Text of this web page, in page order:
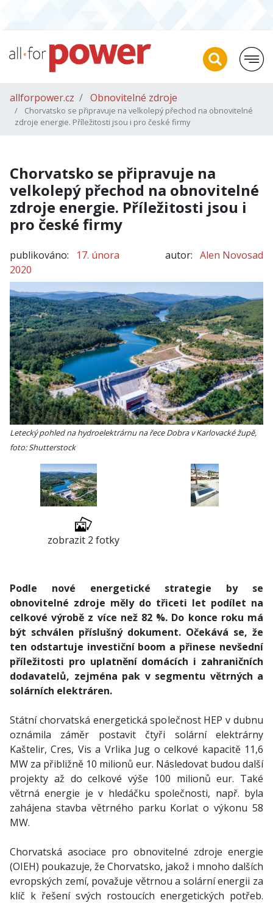
allforpower.cz Obnovitelné zdroje
Chorvatsko se připravuje na velkolepý přechod na obnovitelné
zdroje energie. Příležitosti jsou i pro české firmy
Chorvatsko se připravuje na
velkolepý přechod na obnovitelné
zdroje energie. Příležitosti jsou i
pro české firmy
publikováno:
17. února
2020
autor: Alen Novosad
Letecký pohled na hydroelektrárnu na řece Dobra v Karlovacké župě,
foto: Shutterstock
zobrazit 2 fotky
Podle nové energetické strategie by se
obnovitelné zdroje měly do třiceti let podílet na
celkové výrobě z více než 82 %. Do konce roku má
být schválen příslušný dokument. Očekává se, že
ten odstartuje investiční boom a přinese nevšední
příležitosti pro uplatnění domácích i zahraničních
dodavatelů, zejména pak v segmentu větrných a
solárních elektráren.
Státní chorvatská energetická společnost HEP v dubnu
oznámila záměr postavit čtyři solární elektrárny
Kaštelir, Cres, Vis a Vrlika Jug o celkové kapacitě 11,6
MW za přibližně 10 milionů eur. Následovat budou další
projekty až do celkové výše 100 milionů eur. Také
větrná energie je v hledáčku společnosti, např. byla
zahájena stavba větrného parku Korlat o výkonu 58
MW.
Chorvatská asociace pro obnovitelné zdroje energie
(OIEH) poukazuje, že Chorvatsko, jakož i mnoho dalších
evropských zemí, považuje větrnou a solární energii za
klíč k řešení svých rostoucích energetických potřeb.